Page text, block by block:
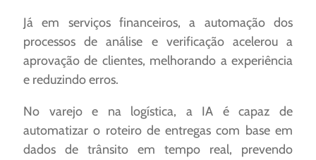
Já em serviços financeiros, a automação dos
processos de análise e verificação acelerou a
aprovação de clientes, melhorando a experiência
e reduzindo erros.
No varejo e na logística, a IA é capaz de
automatizar o roteiro de entregas com base em
dados de trânsito em tempo real, prevendo